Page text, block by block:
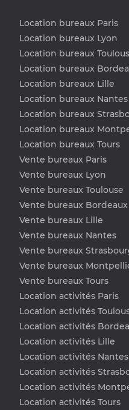
Location bureaux Paris
Location bureaux Lyon
Location bureaux
Location bureaux
Location bureaux Lille
Location bureaux Nantes
Location bureaux
Location bureaux
Location bureaux Tours
Vente bureaux Paris
Vente bureaux Lyon
Vente bureaux Toulouse
Vente bureaux Bordeaux
Vente bureaux Lille
Vente bureaux Nantes
Vente bureaux
Vente bureaux
Vente bureaux Tours
Location activités Paris
Location activités
Location activités
Location activités Lille
Location activités Nantes
Location activités
Location activités
Location activités Tours